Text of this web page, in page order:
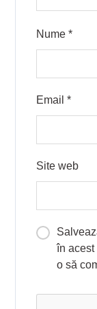
Nume*
Email*
Site web
în acest
o să